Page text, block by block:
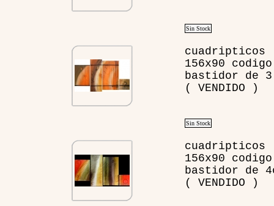
Sin Stock
cuadripticos
156x90
bastidor de 3
( VENDIDO )
Sin Stock
cuadripticos
156x90
bastidor de
( VENDIDO )